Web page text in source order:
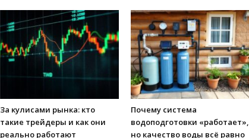
За кулисами рынка: кто
такие трейдеры и как они
реально работают
Почему система
водоподготовки «работает»,
но качество воды всё равно